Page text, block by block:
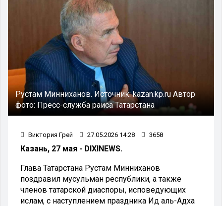
Рустам Минниханов.Источник:kazan.kp.ru Автор
фото: Пресс-служба раиса Татарстана
Виктория Грей 27.05.2026 14:28 3658
Казань, 27 мая - DIXINEWS.
Глава Татарстана Рустам Минниханов
поздравил мусульман республики, а также
членов татарской диаспоры, исповедующих
ислам, с наступлением праздника Ид аль-Адха